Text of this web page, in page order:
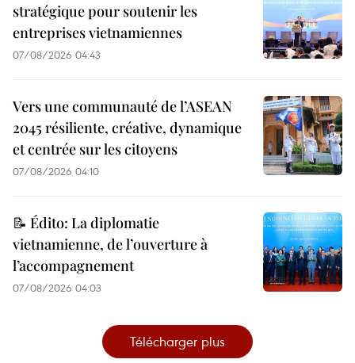
stratégique pour soutenir les
entreprises vietnamiennes
07/08/2026 04:43
Vers une communauté de l’ASEAN
2045 résiliente, créative, dynamique
et centrée sur les citoyens
07/08/2026 04:10
📝 Édito: La diplomatie
vietnamienne, de l’ouverture à
l’accompagnement
07/08/2026 04:03
Télécharger plus